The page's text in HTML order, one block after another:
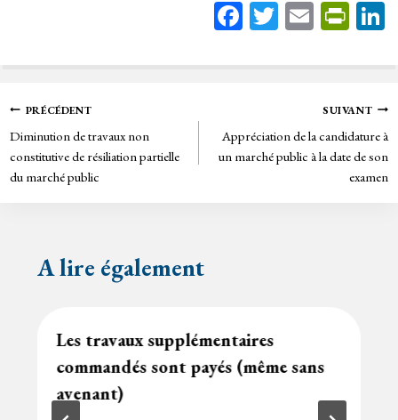
Fa
bo
T
tt
E
ail
Pr
tF
rie
n
dl
y
Navigation
de
l’article
PRÉCÉDENT
Diminution de travaux non
constitutive de résiliation partielle
du marché public
SUIVANT
Appréciation de la candidature à
un marché public à la date de son
examen
A lire également
Les travaux supplémentaires
commandés sont payés (même sans
avenant)